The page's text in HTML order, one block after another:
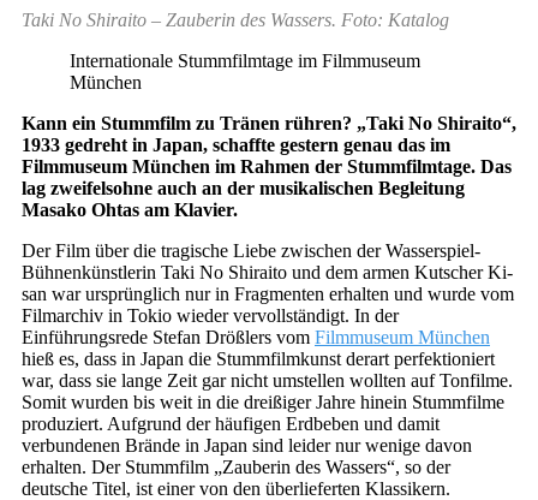
Taki No Shiraito – Zauberin des Wassers. Foto: Katalog
Internationale Stummfilmtage im Filmmuseum
München
Kann ein Stummfilm zu Tränen rühren? „Taki No Shiraito“,
1933 gedreht in Japan, schaffte gestern genau das im
Filmmuseum München im Rahmen der Stummfilmtage. Das
lag zweifelsohne auch an der musikalischen Begleitung
Masako Ohtas am Klavier.
Der Film über die tragische Liebe zwischen der Wasserspiel-
Bühnenkünstlerin Taki No Shiraito und dem armen Kutscher Ki-
san war ursprünglich nur in Fragmenten erhalten und wurde vom
Filmarchiv in Tokio wieder vervollständigt. In der
Einführungsrede Stefan Drößlers vom Filmmuseum München
hieß es, dass in Japan die Stummfilmkunst derart perfektioniert
war, dass sie lange Zeit gar nicht umstellen wollten auf Tonfilme.
Somit wurden bis weit in die dreißiger Jahre hinein Stummfilme
produziert. Aufgrund der häufigen Erdbeben und damit
verbundenen Brände in Japan sind leider nur wenige davon
erhalten. Der Stummfilm „Zauberin des Wassers“, so der
deutsche Titel, ist einer von den überlieferten Klassikern.